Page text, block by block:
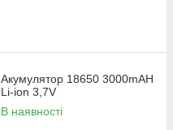
Акумулятор 18650 3000mAH
Li-ion 3,7V
В наявності